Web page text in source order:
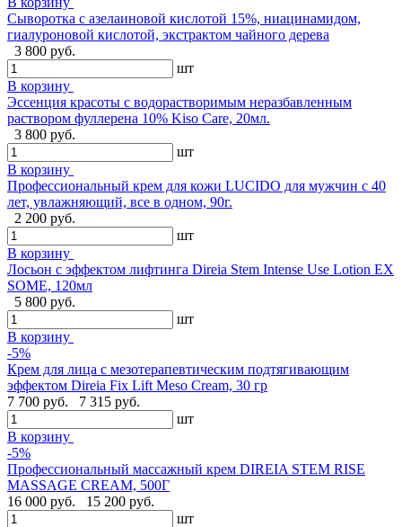
Сыворотка с азелаиновой кислотой 15%, ниацинамидом,
гиалуроновой кислотой, экстрактом чайного дерева
3 800 руб.
шт
В корзину
Эссенция красоты с водорастворимым неразбавленным
раствором фуллерена 10% Kiso Care, 20мл.
3 800 руб.
шт
В корзину
Профессиональный крем для кожи LUCIDO для мужчин с 40
лет, увлажняющий, все в одном, 90г.
2 200 руб.
шт
В корзину
Лосьон с эффектом лифтинга Direia Stem Intense Use Lotion EX
SOME, 120мл
5 800 руб.
шт
В корзину
-5%
Крем для лица с мезотерапевтическим подтягивающим
эффектом Direia Fix Lift Meso Cream, 30 гр
7 700 руб.
7 315 руб.
шт
В корзину
-5%
Профессиональный массажный крем DIREIA STEM RISE
MASSAGE CREAM, 500Г
16 000 руб.
15 200 руб.
шт